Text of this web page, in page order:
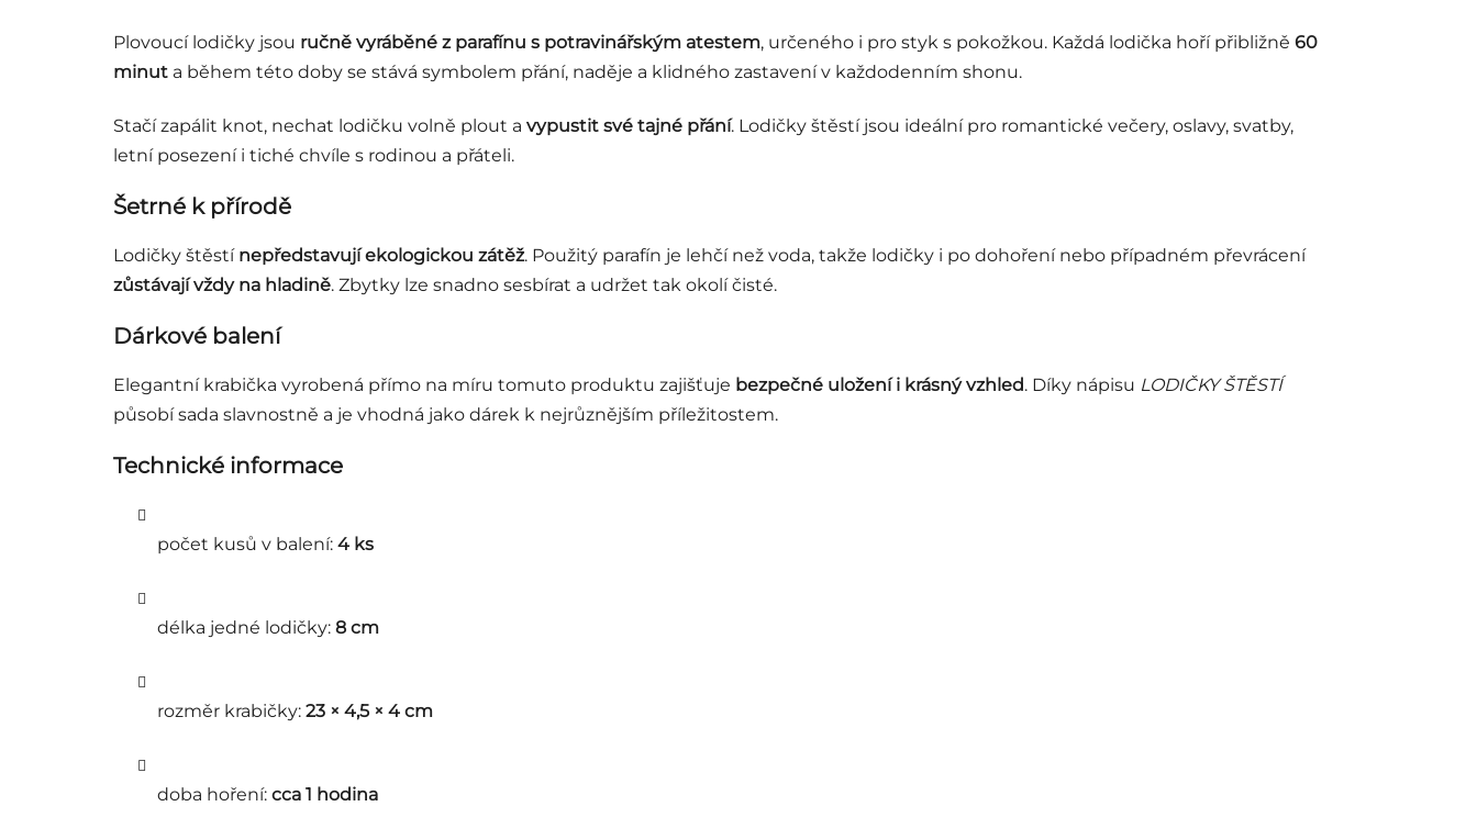
Plovoucí lodičky jsou ručně vyráběné z parafínu s potravinářským atestem, určeného i pro styk s pokožkou. Každá lodička hoří přibližně 60
minut a během této doby se stává symbolem přání, naděje a klidného zastavení v každodenním shonu.
Stačí zapálit knot, nechat lodičku volně plout a vypustit své tajné přání. Lodičky štěstí jsou ideální pro romantické večery, oslavy, svatby,
letní posezení i tiché chvíle s rodinou a přáteli.
Šetrné k přírodě
Lodičky štěstí nepředstavují ekologickou zátěž. Použitý parafín je lehčí než voda, takže lodičky i po dohoření nebo případném převrácení
zůstávají vždy na hladině. Zbytky lze snadno sesbírat a udržet tak okolí čisté.
Dárkové balení
Elegantní krabička vyrobená přímo na míru tomuto produktu zajišťuje bezpečné uložení i krásný vzhled. Díky nápisu LODIČKY ŠTĚSTÍ
působí sada slavnostně a je vhodná jako dárek k nejrůznějším příležitostem.
Technické informace
počet kusů v balení: 4 ks
délka jedné lodičky: 8 cm
rozměr krabičky: 23 × 4,5 × 4 cm
doba hoření: cca 1 hodina